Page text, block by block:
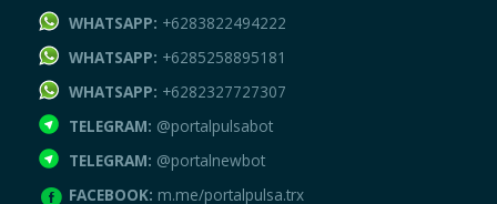
WHATSAPP: +6283822494222
WHATSAPP: +6285258895181
WHATSAPP: +6282327727307
TELEGRAM: @portalpulsabot
TELEGRAM: @portalnewbot
FACEBOOK: m.me/portalpulsa.trx